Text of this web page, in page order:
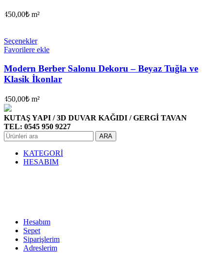
450,00₺ m²
Seçenekler
Favorilere ekle
Modern Berber Salonu Dekoru – Beyaz Tuğla ve
Klasik İkonlar
450,00₺ m²
KUTAŞ YAPI / 3D DUVAR KAĞIDI / GERGİ TAVAN
TEL: 0545 950 9227
ARA
KATEGORİ
HESABIM
Hesabım
Sepet
Siparişlerim
Adreslerim